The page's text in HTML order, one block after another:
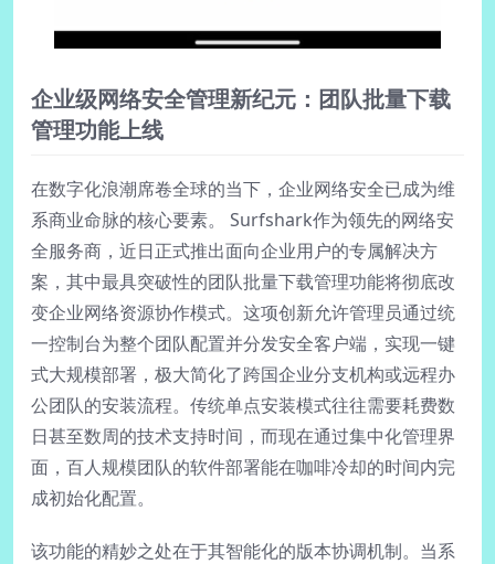
企业级网络安全管理新纪元：团队批量下载
管理功能上线
在数字化浪潮席卷全球的当下，企业网络安全已成为维
系商业命脉的核心要素。 Surfshark作为领先的网络安
全服务商，近日正式推出面向企业用户的专属解决方
案，其中最具突破性的团队批量下载管理功能将彻底改
变企业网络资源协作模式。这项创新允许管理员通过统
一控制台为整个团队配置并分发安全客户端，实现一键
式大规模部署，极大简化了跨国企业分支机构或远程办
公团队的安装流程。传统单点安装模式往往需要耗费数
日甚至数周的技术支持时间，而现在通过集中化管理界
面，百人规模团队的软件部署能在咖啡冷却的时间内完
成初始化配置。
该功能的精妙之处在于其智能化的版本协调机制。当系